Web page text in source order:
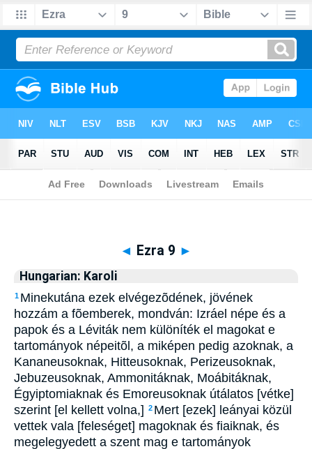
Biblia > Hungarian: Karoli > Ezra 9
◄ Ezra 9 ►
Hungarian: Karoli
1 Minekutána ezek elvégezõdének, jövének
hozzám a fõemberek, mondván: Izráel népe és a
papok és a Léviták nem különíték el magokat e
tartományok népeitõl, a miképen pedig azoknak, a
Kananeusoknak, Hitteusoknak, Perizeusoknak,
Jebuzeusoknak, Ammonitáknak, Moábitáknak,
Égyiptomiaknak és Emoreusoknak útálatos [vétke]
szerint [el kellett volna,]
2 Mert [ezek] leányai közül
vettek vala [feleséget] magoknak és fiaiknak, és
megelegyedett a szent mag e tartományok